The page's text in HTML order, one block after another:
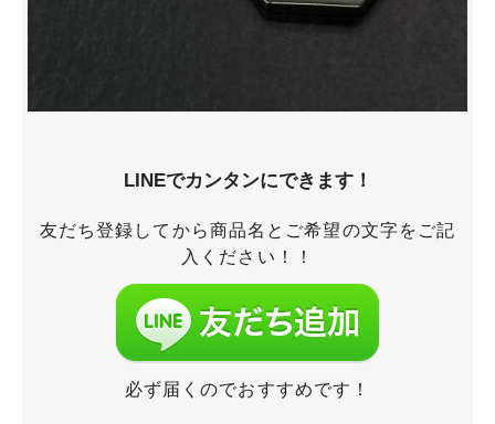
LINEでカンタンにできます！
友だち登録してから商品名とご希望の文字をご記
入ください！！
必ず届くのでおすすめです！